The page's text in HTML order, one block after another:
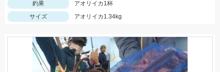
釣果
アオリイカ1杯
サイズ
アオリイカ1.34kg